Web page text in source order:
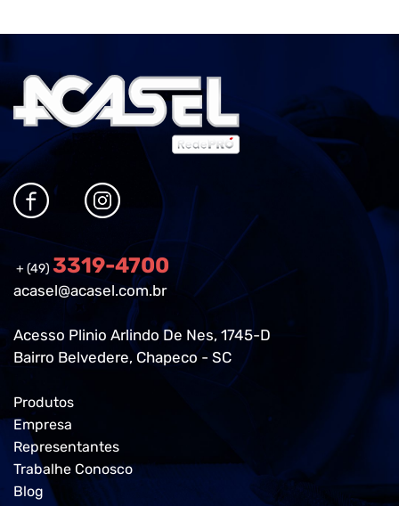
+ (49) 3319-4700
acasel@acasel.com.br
Acesso Plinio Arlindo De Nes, 1745-D
Bairro Belvedere, Chapeco - SC
Produtos
Empresa
Representantes
Trabalhe Conosco
Blog